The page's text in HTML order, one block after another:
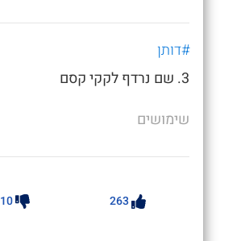
#דותן
3. שם נרדף לקקי קסם
שימושים
263
10